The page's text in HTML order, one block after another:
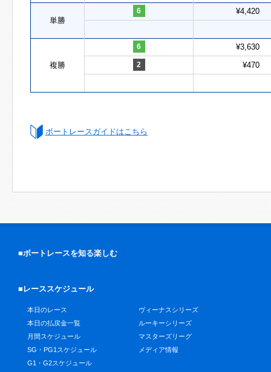
単勝
6 ¥4,420
複勝
6 ¥3,630
2 ¥470
ボートレースガイドはこちら
■ボートレースを知る楽しむ
■レーススケジュール
本日のレース
本日の払戻金一覧
月間スケジュール
SG・PG1スケジュール
G1・G2スケジュール
ヴィーナスシリーズ
ルーキーシリーズ
マスターズリーグ
メディア情報